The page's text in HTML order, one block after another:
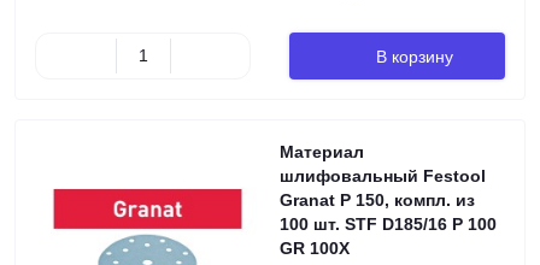
В корзину
Материал
шлифовальный Festool
Granat P 150, компл. из
100 шт. STF D185/16 P 100
GR 100X